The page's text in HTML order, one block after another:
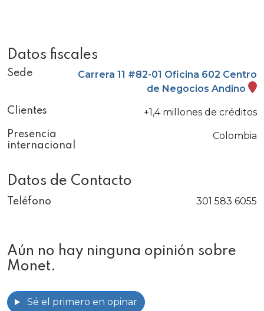
Datos fiscales
Sede
Carrera 11 #82-01 Oficina 602 Centro
de Negocios Andino
Clientes +1,4 millones de créditos
Presencia
internacional
Colombia
Datos de Contacto
Teléfono 301 583 6055
Aún no hay ninguna opinión sobre
Monet.
Sé el primero en opinar